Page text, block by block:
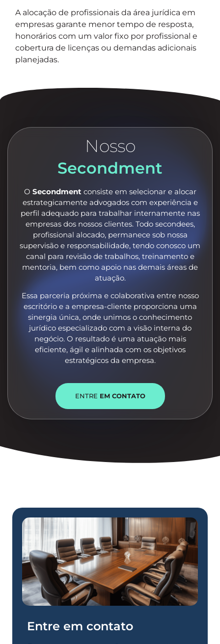
A alocação de profissionais da área jurídica em
empresas garante menor tempo de resposta,
honorários com um valor fixo por profissional e
cobertura de licenças ou demandas adicionais
planejadas.
Nosso
O Secondmentconsiste em selecionar e alocar
estrategicamente advogados com experiência e
perfil adequado para trabalhar internamente nas
empresas dos nossos clientes. Todo secondees,
profissional alocado, permanece sob nossa
supervisão e responsabilidade, tendo conosco um
canal para revisão de trabalhos, treinamento e
mentoria, bem como apoio nas demais áreas de
atuação.
Essa parceria próxima e colaborativa entre nosso
escritório e a empresa-cliente proporciona uma
sinergia única, onde unimos o conhecimento
jurídico especializado com a visão interna do
negócio. O resultado é uma atuação mais
eficiente, ágil e alinhada com os objetivos
estratégicos da empresa.
ENTRE EM CONTATO
Entre em contato